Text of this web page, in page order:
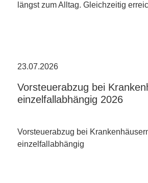
längst zum Alltag. Gleichzeitig
23.07.2026
Vorsteuerabzug bei
einzelfallabhängig 2026
Vorsteuerabzug bei
einzelfallabhängig